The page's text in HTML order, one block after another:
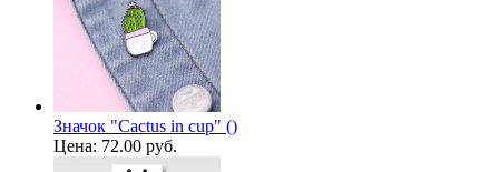
Значок "Cactus in cup" ()
Цена: 72.00 руб.